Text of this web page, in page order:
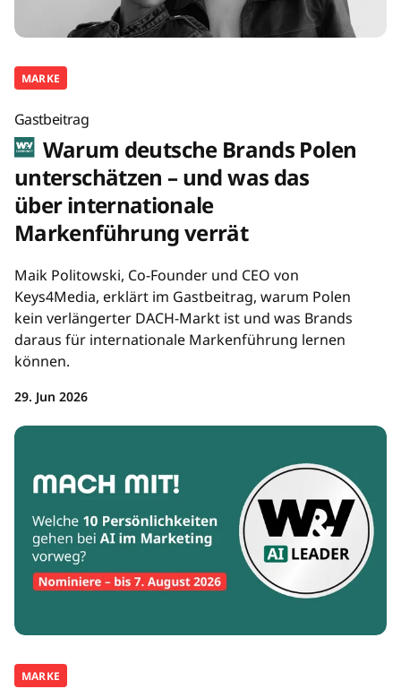
MARKE
Gastbeitrag
Warum deutsche Brands Polen
unterschätzen – und was das
über internationale
Markenführung verrät
Maik Politowski, Co-Founder und CEO von
Keys4Media, erklärt im Gastbeitrag, warum Polen
kein verlängerter DACH-Markt ist und was Brands
daraus für internationale Markenführung lernen
können.
29. Jun 2026
MARKE